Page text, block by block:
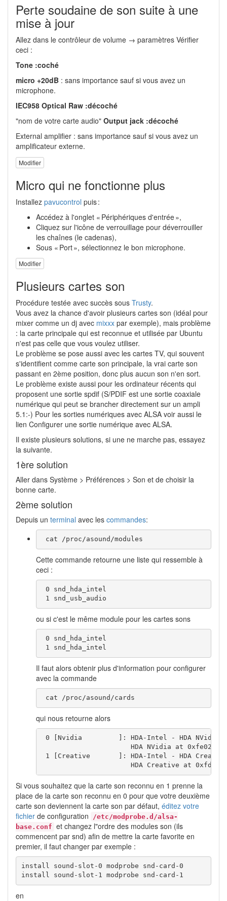
Perte soudaine de son suite à une
mise à jour
Allez dans le contrôleur de volume → paramètres Vérifier
ceci :
Tone :coché
micro +20dB : sans importance sauf si vous avez un
microphone.
IEC958 Optical Raw :décoché
"nom de votre carte audio" Output jack :décoché
External amplifier : sans importance sauf si vous avez un
amplificateur externe.
Modifier
Micro qui ne fonctionne plus
Installez pavucontrol puis :
Accédez à l'onglet « Périphériques d'entrée »,
Cliquez sur l'icône de verrouillage pour déverrouiller
les chaînes (le cadenas),
Sous « Port », sélectionnez le bon microphone.
Modifier
Plusieurs cartes son
Procédure testée avec succès sous Trusty.
Vous avez la chance d'avoir plusieurs cartes son (idéal pour
mixer comme un dj avec mixxx par exemple), mais problème
: la carte principale qui est reconnue et utilisée par Ubuntu
n'est pas celle que vous voulez utiliser.
Le problème se pose aussi avec les cartes TV, qui souvent
s'identifient comme carte son principale, la vrai carte son
passant en 2ème position, donc plus aucun son n'en sort.
Le problème existe aussi pour les ordinateur récents qui
proposent une sortie spdif (S/PDIF est une sortie coaxiale
numérique qui peut se brancher directement sur un ampli
5.1:-) Pour les sorties numériques avec ALSA voir aussi le
lien Configurer une sortie numérique avec ALSA.
Il existe plusieurs solutions, si une ne marche pas, essayez
la suivante.
1ère solution
Aller dans Système > Préférences > Son et de choisir la
bonne carte.
2ème solution
Depuis un terminal avec les commandes:
cat /proc/asound/modules
Cette commande retourne une liste qui ressemble à
ceci :
0 snd_hda_intel
1 snd_usb_audio
ou si c'est le même module pour les cartes sons
0 snd_hda_intel
1 snd_hda_intel
Il faut alors obtenir plus d'information pour configurer
avec la commande
cat /proc/asound/cards
qui nous retourne alors
0 [Nvidia         ]: HDA-Intel - HDA NVidia
HDA NVidia at
1 [Creative       ]: HDA-Intel - HDA
HDA Creative at
Si vous souhaitez que la carte son reconnu en 1 prenne la
place de la carte son reconnu en 0 pour que votre deuxième
carte son deviennent la carte son par défaut, éditez votre
fichier de configuration
/etc/modprobe.d/alsa-
base.conf et changez l"ordre des modules son (ils
commencent par snd) afin de mettre la carte favorite en
premier, il faut changer par exemple :
install sound-slot-0 modprobe snd-card-0
install sound-slot-1 modprobe snd-card-1
en